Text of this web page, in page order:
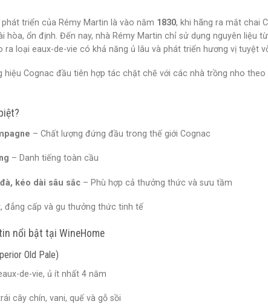
triển của Rémy Martin là vào năm 1830, khi hãng ra mắt chai
hòa, ổn định. Đến nay, nhà Rémy Martin chỉ sử dụng nguyên liệu từ
loại eaux-de-vie có khả năng ủ lâu và phát triển hương vị tuyệt
hiệu Cognac đầu tiên hợp tác chặt chẽ với các nhà trồng nho
– Chất lượng đứng đầu trong thế giới Cognac
– Danh tiếng toàn cầu
kéo dài sâu sắc– Phù hợp cả thưởng thức và sưu tầm
đẳng cấp và gu thưởng thức tinh tế
nổi bật tại WineHome
Old Pale)
de-vie, ủ ít nhất 4 năm
cây chín, vani, quế và gỗ sồi